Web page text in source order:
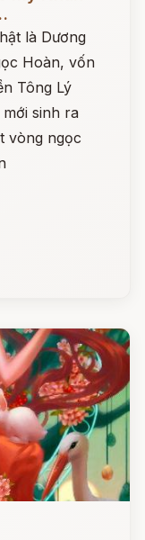
là Dương
Hoàn, vốn
Tông Lý
sinh ra
vòng ngọc